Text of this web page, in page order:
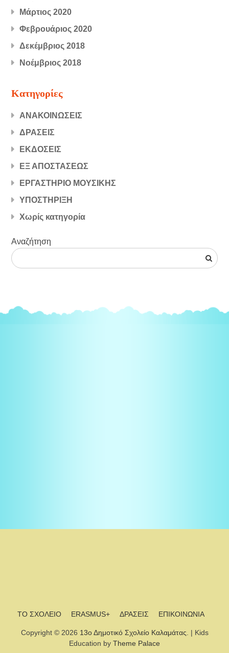
Μάρτιος 2020
Φεβρουάριος 2020
Δεκέμβριος 2018
Νοέμβριος 2018
Kατηγορίες
ΑΝΑΚΟΙΝΩΣΕΙΣ
ΔΡΑΣΕΙΣ
ΕΚΔΟΣΕΙΣ
ΕΞ ΑΠΟΣΤΑΣΕΩΣ
ΕΡΓΑΣΤΗΡΙΟ ΜΟΥΣΙΚΗΣ
ΥΠΟΣΤΗΡΙΞΗ
Χωρίς κατηγορία
Αναζήτηση
ΤΟ ΣΧΟΛΕΙΟ ERASMUS+ ΔΡΑΣΕΙΣ ΕΠΙΚΟΙΝΩΝΙΑ
Copyright © 2026 13ο Δημοτικό Σχολείο Καλαμάτας. | Kids
Education by Theme Palace